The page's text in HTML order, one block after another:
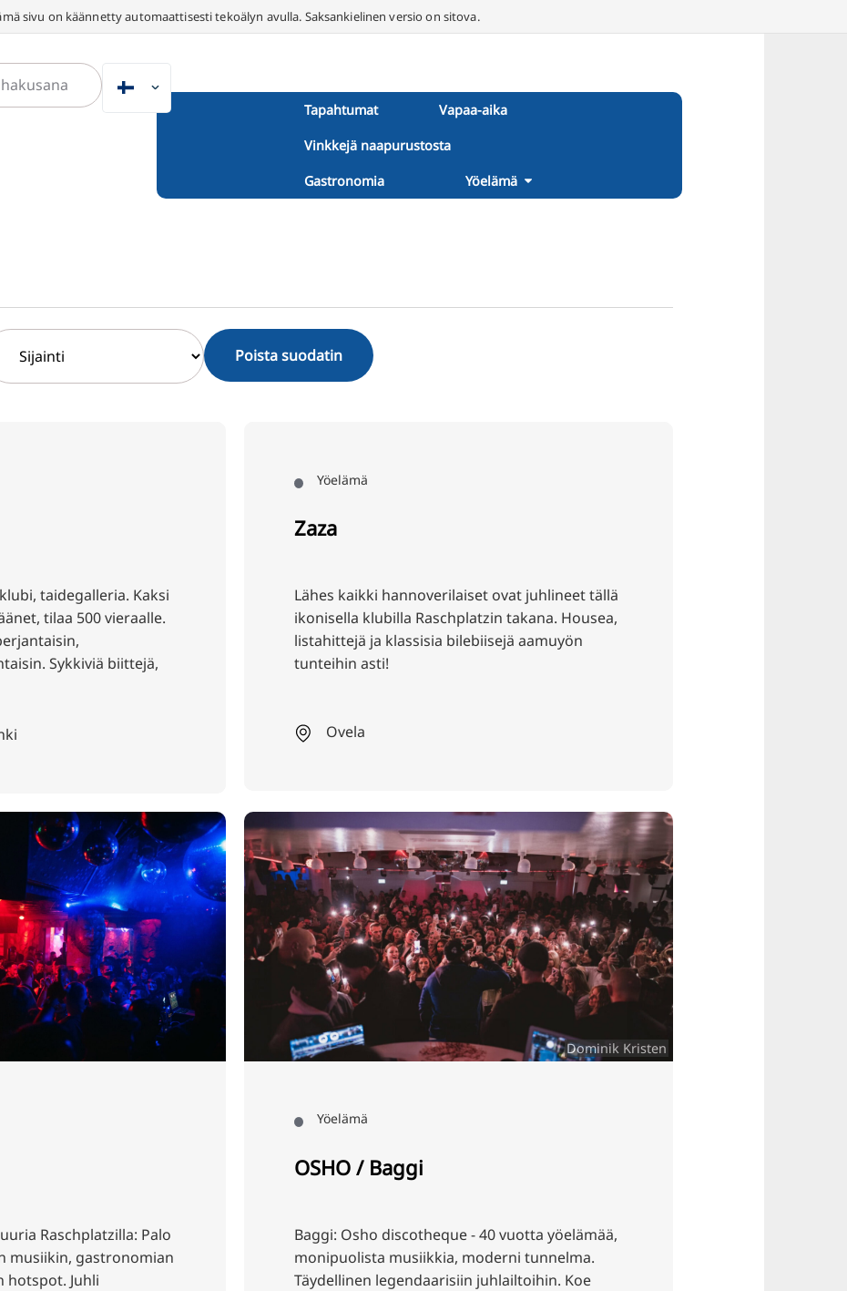
sivu on käännetty automaattisesti tekoälyn avulla. Saksankielinen versio on sitova.
FI
DE
SV
PT
BG
Tapahtumat Vapaa-aika
Vinkkejä naapurustosta
Gastronomia Yöelämä
Poista suodatin
taidegalleria. Kaksi
tilaa 500 vieraalle.
Sykkiviä biittejä,
Yöelämä
Zaza
Lähes kaikki hannoverilaiset ovat juhlineet tällä
ikonisella klubilla Raschplatzin takana. Housea,
listahittejä ja klassisia bilebiisejä aamuyön
tunteihin asti!
Ovela
Raschplatzilla: Palo
musiikin, gastronomian
hotspot. Juhli
Dominik Kristen
Yöelämä
OSHO / Baggi
Baggi: Osho discotheque - 40 vuotta yöelämää,
monipuolista musiikkia, moderni tunnelma.
Täydellinen legendaarisiin juhlailtoihin. Koe